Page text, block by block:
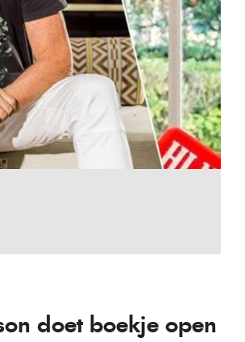
doet boekje open